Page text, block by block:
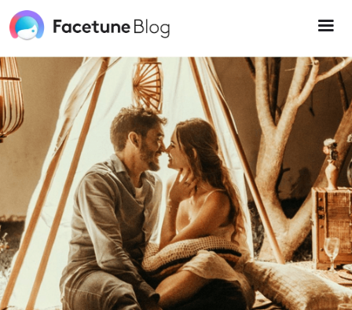
note:
This
includes
an
accessibility
system.